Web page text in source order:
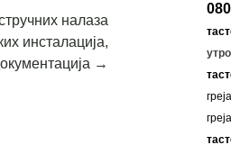
налаза
инсталација,
→